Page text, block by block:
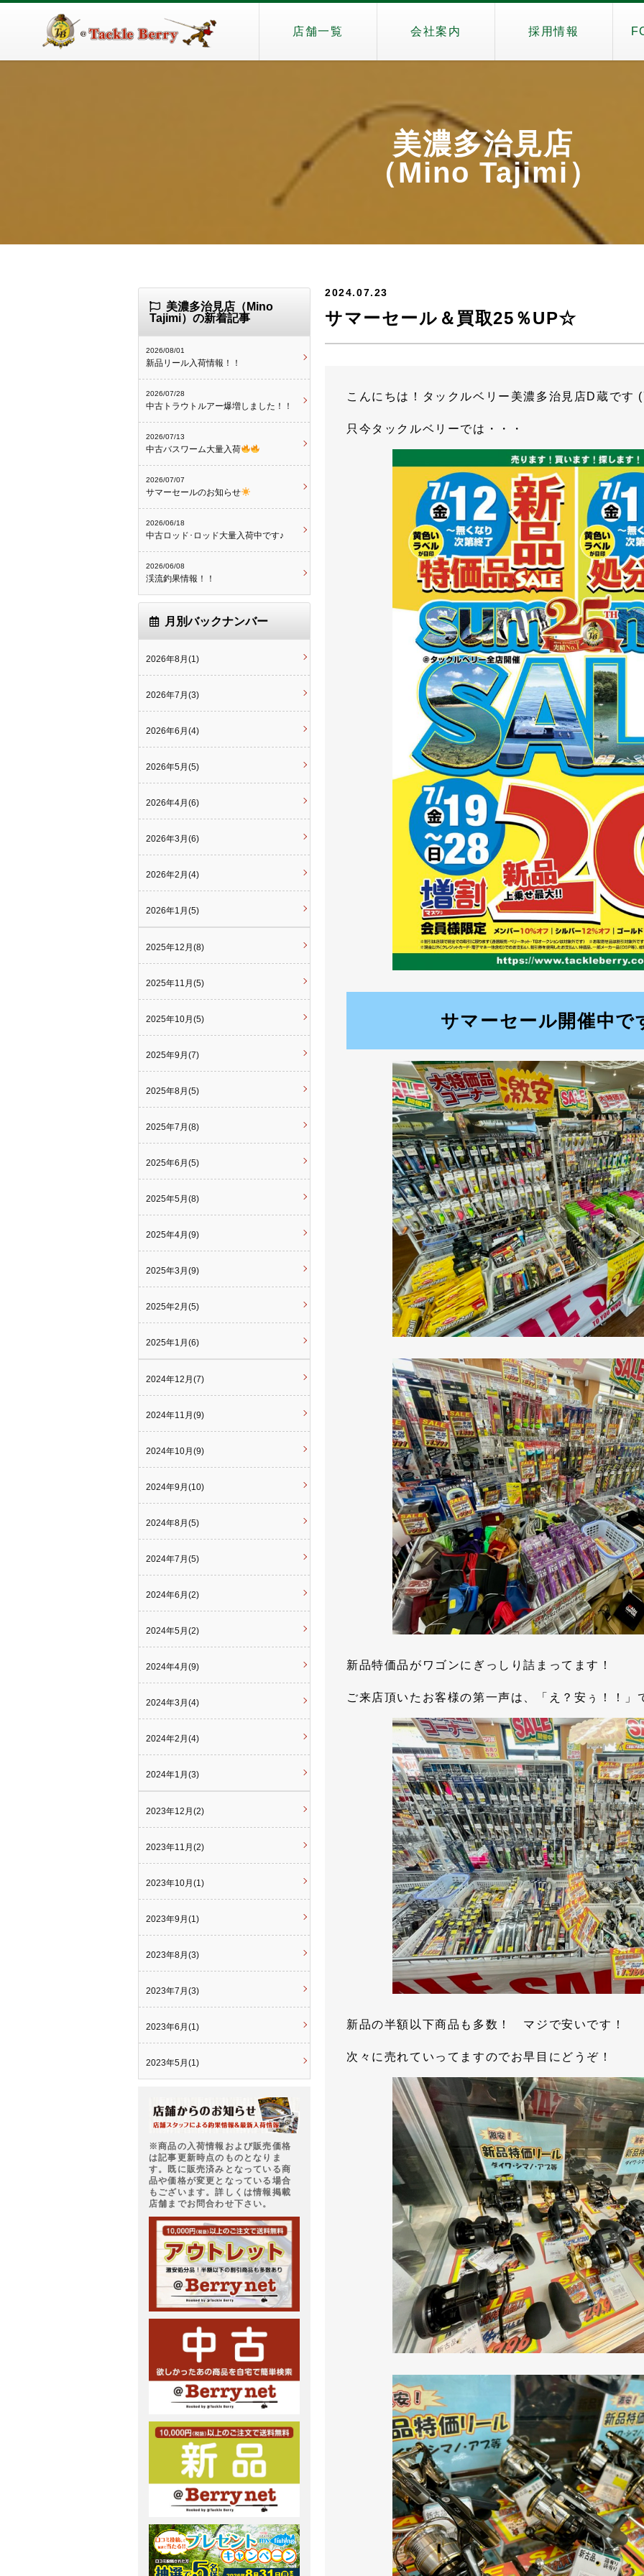
店舗一覧 会社案内 採用情報
美濃多治見店
（Mino Tajimi）
2024.07.23
サマーセール＆買取25％UP☆
こんにちは！タックルベリー美濃多治見店D蔵です
只今タックルベリーでは・・・
サマーセール開催中で
新品特価品がワゴンにぎっしり詰まってます！
ご来店頂いたお客様の第一声は、「え？安ぅ！！」
新品の半額以下商品も多数！ マジで安いです！
次々に売れていってますのでお早目にどうぞ！
美濃多治見店（Mino
Tajimi）の新着記事
2026/08/01
新品リール入荷情報！！
2026/07/28
中古トラウトルアー爆増しました！！
2026/07/13
中古バスワーム大量入荷
2026/07/07
サマーセールのお知らせ
2026/06/18
中古ロッド･ロッド大量入荷中です♪
2026/06/08
渓流釣果情報！！
月別バックナンバー
2026年8月(1)
2026年7月(3)
2026年6月(4)
2026年5月(5)
2026年4月(6)
2026年3月(6)
2026年2月(4)
2026年1月(5)
2025年12月(8)
2025年11月(5)
2025年10月(5)
2025年9月(7)
2025年8月(5)
2025年7月(8)
2025年6月(5)
2025年5月(8)
2025年4月(9)
2025年3月(9)
2025年2月(5)
2025年1月(6)
2024年12月(7)
2024年11月(9)
2024年10月(9)
2024年9月(10)
2024年8月(5)
2024年7月(5)
2024年6月(2)
2024年5月(2)
2024年4月(9)
2024年3月(4)
2024年2月(4)
2024年1月(3)
2023年12月(2)
2023年11月(2)
2023年10月(1)
2023年9月(1)
2023年8月(3)
2023年7月(3)
2023年6月(1)
2023年5月(1)
※商品の入荷情報および販売価格
は記事更新時点のものとなりま
す。既に販売済みとなっている商
品や価格が変更となっている場合
もございます。詳しくは情報掲載
店舗までお問合わせ下さい。